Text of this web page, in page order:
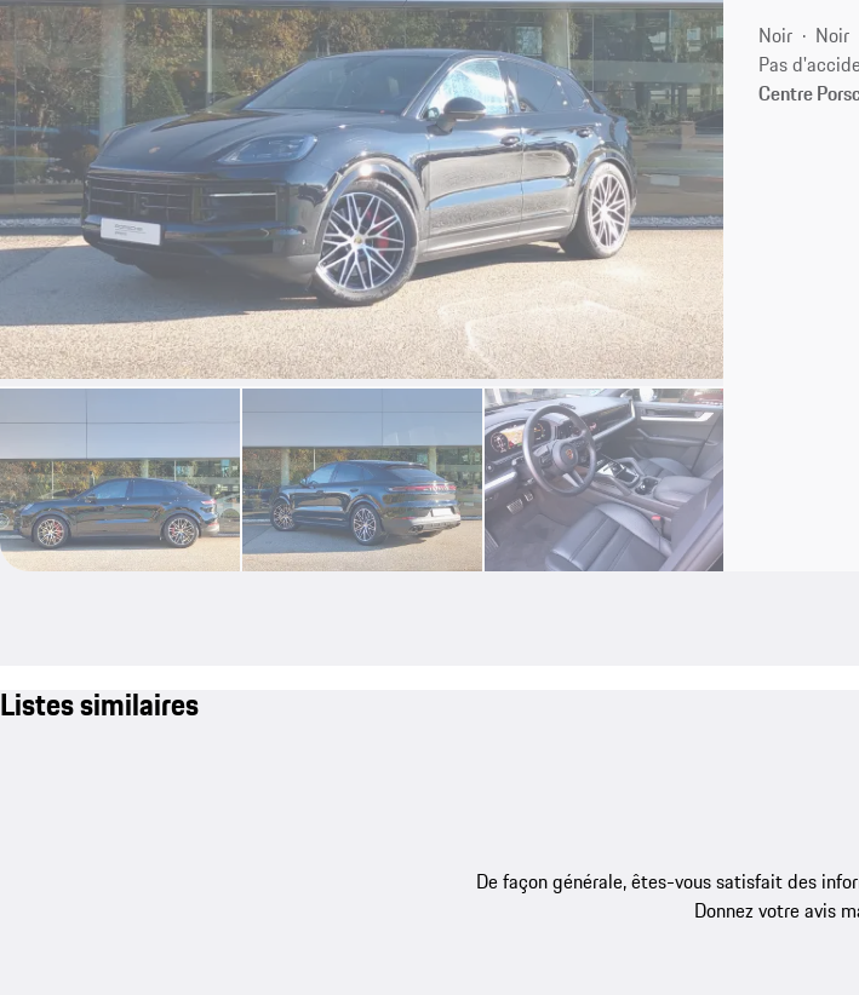
Noir Noir
Pas
Centre
Listes similaires
De façon générale, êtes-vous satisfait des
Donnez votre avis